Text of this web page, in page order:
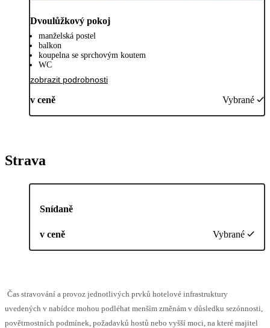
Dvoulůžkový pokoj
manželská postel
balkon
koupelna se sprchovým koutem
WC
zobrazit podrobnosti
v ceně Vybrané
Strava
Snídaně
v ceně Vybrané
Čas stravování a provoz jednotlivých prvků hotelové infrastruktury
uvedených v nabídce mohou podléhat menším změnám v důsledku sezónnosti,
povětrnostních podmínek, požadavků hostů nebo vyšší moci, na které majitel